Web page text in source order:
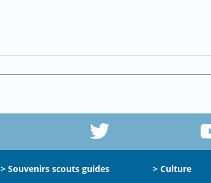
> Souvenirs scouts guides > Culture